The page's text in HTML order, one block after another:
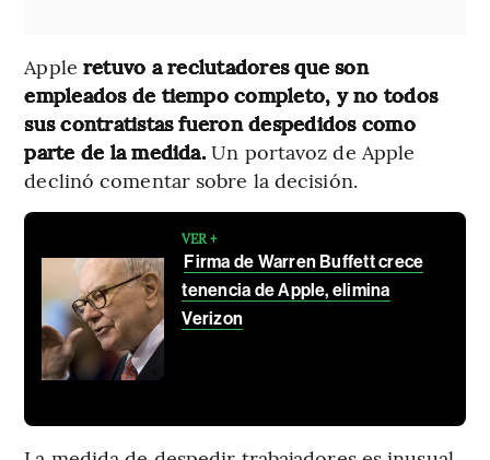
Apple retuvo a reclutadores que son
empleados de tiempo completo, y no todos
sus contratistas fueron despedidos como
parte de la medida.Un portavoz de Apple
declinó comentar sobre la decisión.
VER +
Firma de Warren Buffett crece
tenencia de Apple, elimina
Verizon